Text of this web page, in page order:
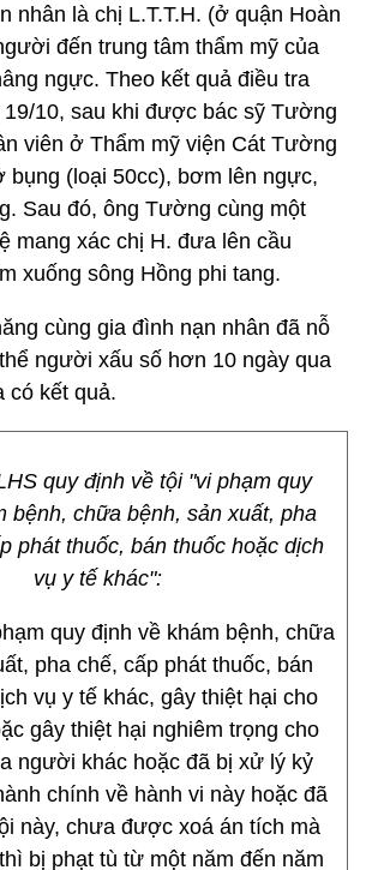
nhân là chị L.T.T.H. (ở quận Hoàn
đến trung tâm thẩm mỹ của
ngực. Theo kết quả điều tra
10, sau khi được bác sỹ Tường
viên ở Thẩm mỹ viện Cát Tường
bụng (loại 50cc), bơm lên ngực,
Sau đó, ông Tường cùng một
mang xác chị H. đưa lên cầu
xuống sông Hồng phi tang.
cùng gia đình nạn nhân đã nỗ
người xấu số hơn 10 ngày qua
có kết quả.
quy định về tội "vi phạm quy
bệnh, chữa bệnh, sản xuất, pha
phát thuốc, bán thuốc hoặc dịch
vụ y tế khác":
quy định về khám bệnh, chữa
pha chế, cấp phát thuốc, bán
vụ y tế khác, gây thiệt hại cho
gây thiệt hại nghiêm trọng cho
người khác hoặc đã bị xử lý kỷ
chính về hành vi này hoặc đã
này, chưa được xoá án tích mà
bị phạt tù từ một năm đến năm